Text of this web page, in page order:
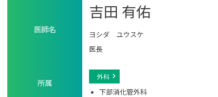
医師名
吉田 有佑
ヨシダ ユウスケ
医長
所属
外科
下部消化管外科